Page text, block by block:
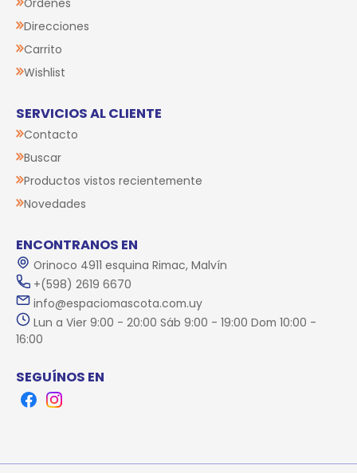
Órdenes
Direcciones
Carrito
Wishlist
SERVICIOS AL CLIENTE
Contacto
Buscar
Productos vistos recientemente
Novedades
ENCONTRANOS EN
Orinoco 4911 esquina Rimac, Malvín
+(598) 2619 6670
info@espaciomascota.com.uy
Lun a Vier 9:00 - 20:00 Sáb 9:00 - 19:00 Dom 10:00 -
16:00
SEGUÍNOS EN
FacebookInstagram